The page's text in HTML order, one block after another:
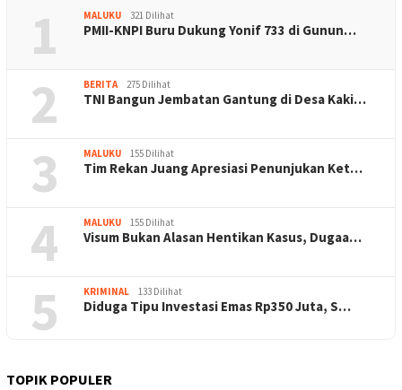
1 MALUKU 321 Dilihat
PMII-KNPI Buru Dukung Yonif 733 di Gunun…
2 BERITA 275 Dilihat
TNI Bangun Jembatan Gantung di Desa Kaki…
3 MALUKU 155 Dilihat
Tim Rekan Juang Apresiasi Penunjukan Ket…
4 MALUKU 155 Dilihat
Visum Bukan Alasan Hentikan Kasus, Dugaa…
5 KRIMINAL 133 Dilihat
Diduga Tipu Investasi Emas Rp350 Juta, S…
TOPIK POPULER